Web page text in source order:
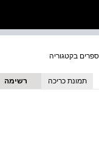
תמונת כריכה רשימה